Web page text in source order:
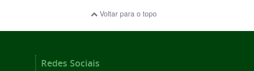
Voltar para o topo
Redes Sociais